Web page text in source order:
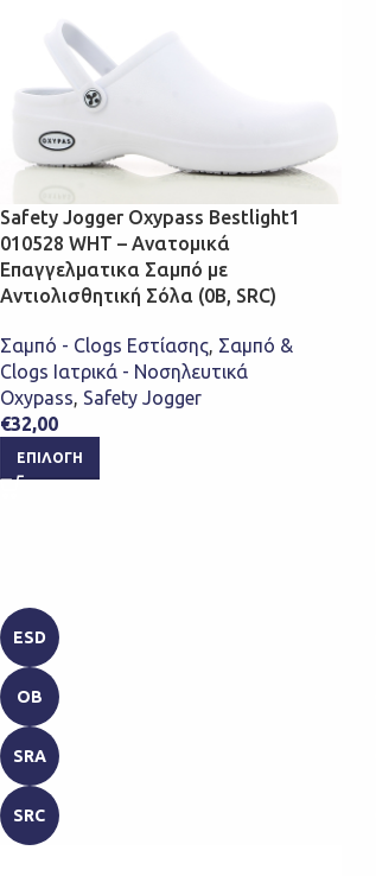
Safety Jogger Oxypass Bestlight1
010528 WHT – Ανατομικά
Επαγγελματικα Σαμπό με
Αντιολισθητική Σόλα (0B, SRC)
Σαμπό - Clogs Εστίασης, Σαμπό &
Clogs Ιατρικά - Νοσηλευτικά
Oxypass, Safety Jogger
€32,00
ΕΠΙΛΟΓΉ
ESD
OB
SRA
SRC